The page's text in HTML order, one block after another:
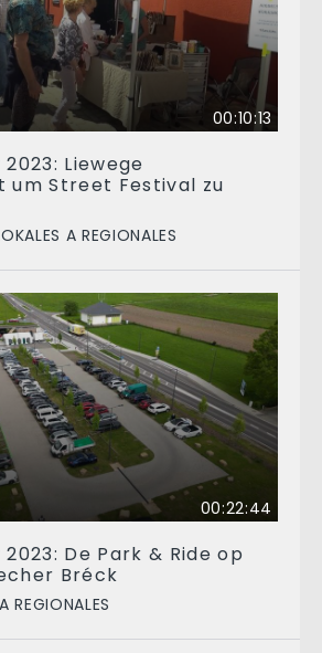
00:10:13
Liewege
um Street Festival zu
A REGIONALES
00:22:44
De Park & Ride op
Bréck
REGIONALES